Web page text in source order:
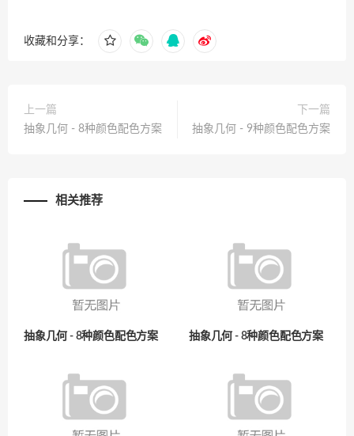
收藏和分享：
上一篇
抽象几何 - 8种颜色配色方案
下一篇
抽象几何 - 9种颜色配色方案
相关推荐
抽象几何 - 8种颜色配色方案 抽象几何 - 8种颜色配色方案